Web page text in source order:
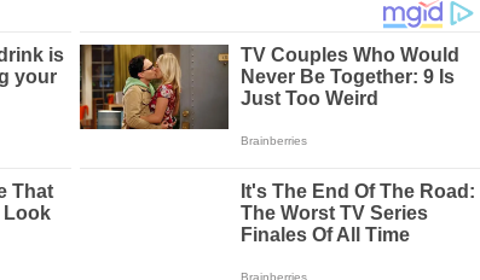
Yesus Kristus dan
Long Weekend